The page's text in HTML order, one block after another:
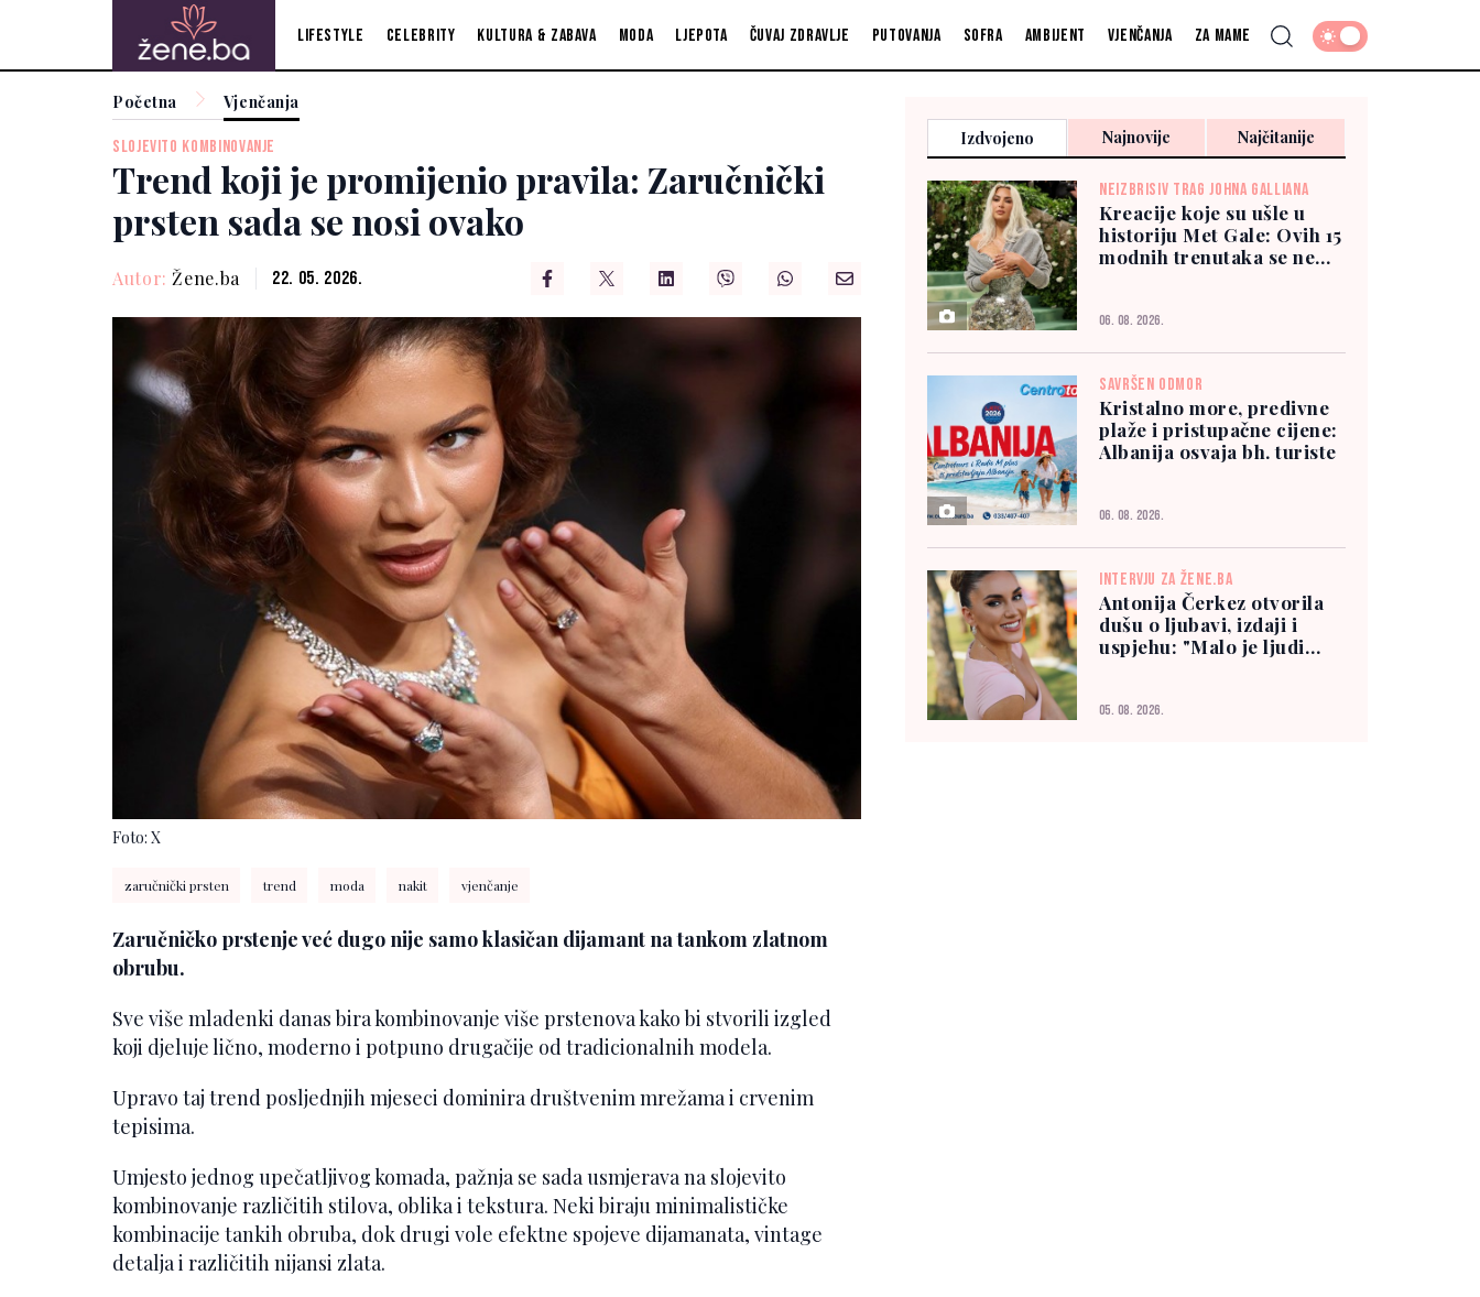
Lifestyle Celebrity Kultura & zabava Moda Ljepota Čuvaj zdravlje Putovanja Sofra Ambijent Vjenčanja Za mame
Početna Vjenčanja
SLOJEVITO KOMBINOVANJE
Trend koji je promijenio pravila: Zaručnički
prsten sada se nosi ovako
Autor: Žene.ba 22. 05. 2026.
Foto: X
zaručnički prsten trend moda nakit vjenčanje
Zaručničko prstenje već dugo nije samo klasičan dijamant na tankom zlatnom
obrubu.
Sve više mladenki danas bira kombinovanje više prstenova kako bi stvorili izgled
koji djeluje lično, moderno i potpuno drugačije od tradicionalnih modela.
Upravo taj trend posljednjih mjeseci dominira društvenim mrežama i crvenim
tepisima.
Umjesto jednog upečatljivog komada, pažnja se sada usmjerava na slojevito
kombinovanje različitih stilova, oblika i tekstura. Neki biraju minimalističke
kombinacije tankih obruba, dok drugi vole efektne spojeve dijamanata, vintage
detalja i različitih nijansi zlata.
Izdvojeno Najnovije Najčitanije
NEIZBRISIV TRAG JOHNA GALLIANA
Kreacije koje su ušle u
historiju Met Gale: Ovih 15
modnih trenutaka se ne
06. 08. 2026.
SAVRŠEN ODMOR
Kristalno more, predivne
plaže i pristupačne cijene:
Albanija osvaja bh. turiste
06. 08. 2026.
INTERVJU ZA ŽENE.BA
Antonija Čerkez otvorila
dušu o ljubavi, izdaji i
uspjehu: "Malo je ljudi
05. 08. 2026.